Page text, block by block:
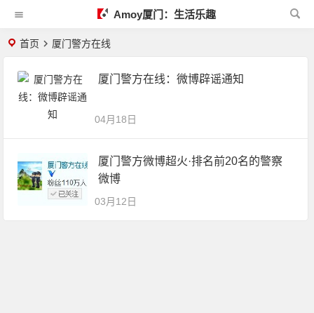
Amoy厦门：生活乐趣
首页 厦门警方在线
厦门警方在线：微博辟谣通知
04月18日
厦门警方微博超火·排名前20名的警察
微博
03月12日